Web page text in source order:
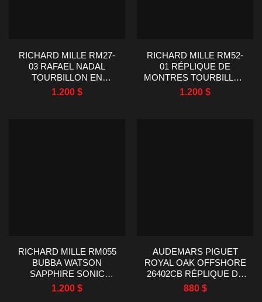
RICHARD MILLE RM27-
03 RAFAEL NADAL
TOURBILLON EN
CARBONE JAUNE
RÉPLIQUE MONTRE
1.200 $
RICHARD MILLE RM52-
01 RÉPLIQUE DE
MONTRES TOURBILLON
AVEC CRÂNE EN
CÉRAMIQUE NANO
1.200 $
RICHARD MILLE RM055
BUBBA WATSON
SAPPHIRE SONIC
FACTORY RÉPLIQUE DE
MONTRES 49,9×42,7MM
1.200 $
AUDEMARS PIGUET
ROYAL OAK OFFSHORE
26402CB RÉPLIQUE DE
MONTRE EN
CÉRAMIQUE BLANCHE
880 $